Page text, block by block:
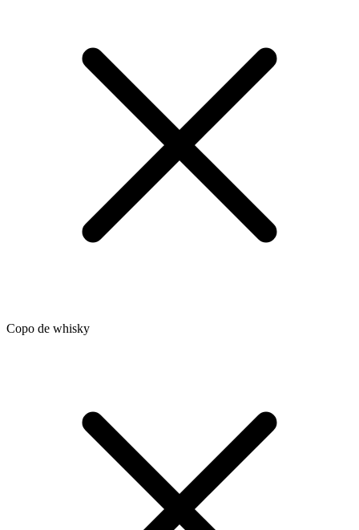
Copo de whisky